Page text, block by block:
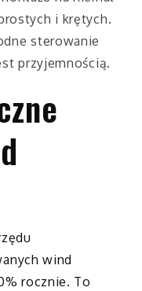
i krętych.
sterowanie
przyjemnością.
wind
rocznie. To